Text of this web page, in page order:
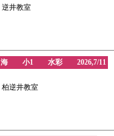
逆井教室
海 小1 水彩 2026,7/11
柏逆井教室